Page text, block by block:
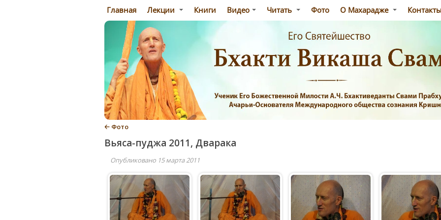
Главная Лекции Книги Видео Читать Фото О Махарадже
🡠 Фото
Вьяса-пуджа 2011, Дварака
Опубликовано 15 марта 2011